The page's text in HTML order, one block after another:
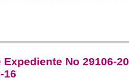
Expediente No 29106-
16